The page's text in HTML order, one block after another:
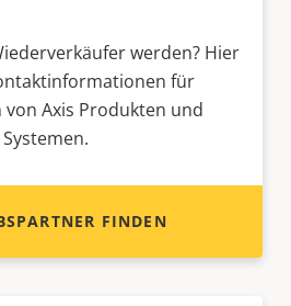
werden? Hier
für
Axis Produkten und
Systemen.
FINDEN